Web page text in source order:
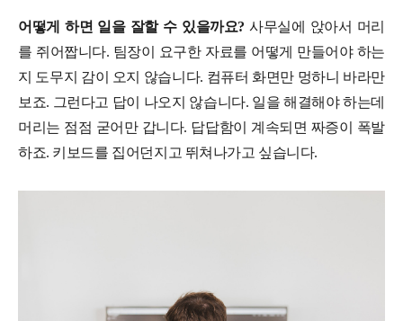
어떻게 하면 일을 잘할 수 있을까요?사무실에 앉아서 머리
를 쥐어짭니다. 팀장이 요구한 자료를 어떻게 만들어야 하는
지 도무지 감이 오지 않습니다. 컴퓨터 화면만 멍하니 바라만
보죠. 그런다고 답이 나오지 않습니다. 일을 해결해야 하는데
머리는 점점 굳어만 갑니다. 답답함이 계속되면 짜증이 폭발
하죠. 키보드를 집어던지고 뛰쳐나가고 싶습니다.